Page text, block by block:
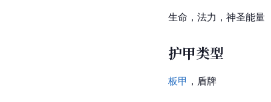
生命，法力，神圣能量
护甲类型
板甲 ，盾牌